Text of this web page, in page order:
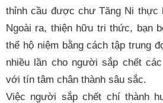
thỉnh cầu được chư Tăng Ni thực
Ngoài ra, thiện hữu tri thức, bạn
thể hộ niệm bằng cách tập trung
nhiều lần cho người sắp chết
với tín tâm chân thành sâu sắc.
Việc người sắp chết chí thành